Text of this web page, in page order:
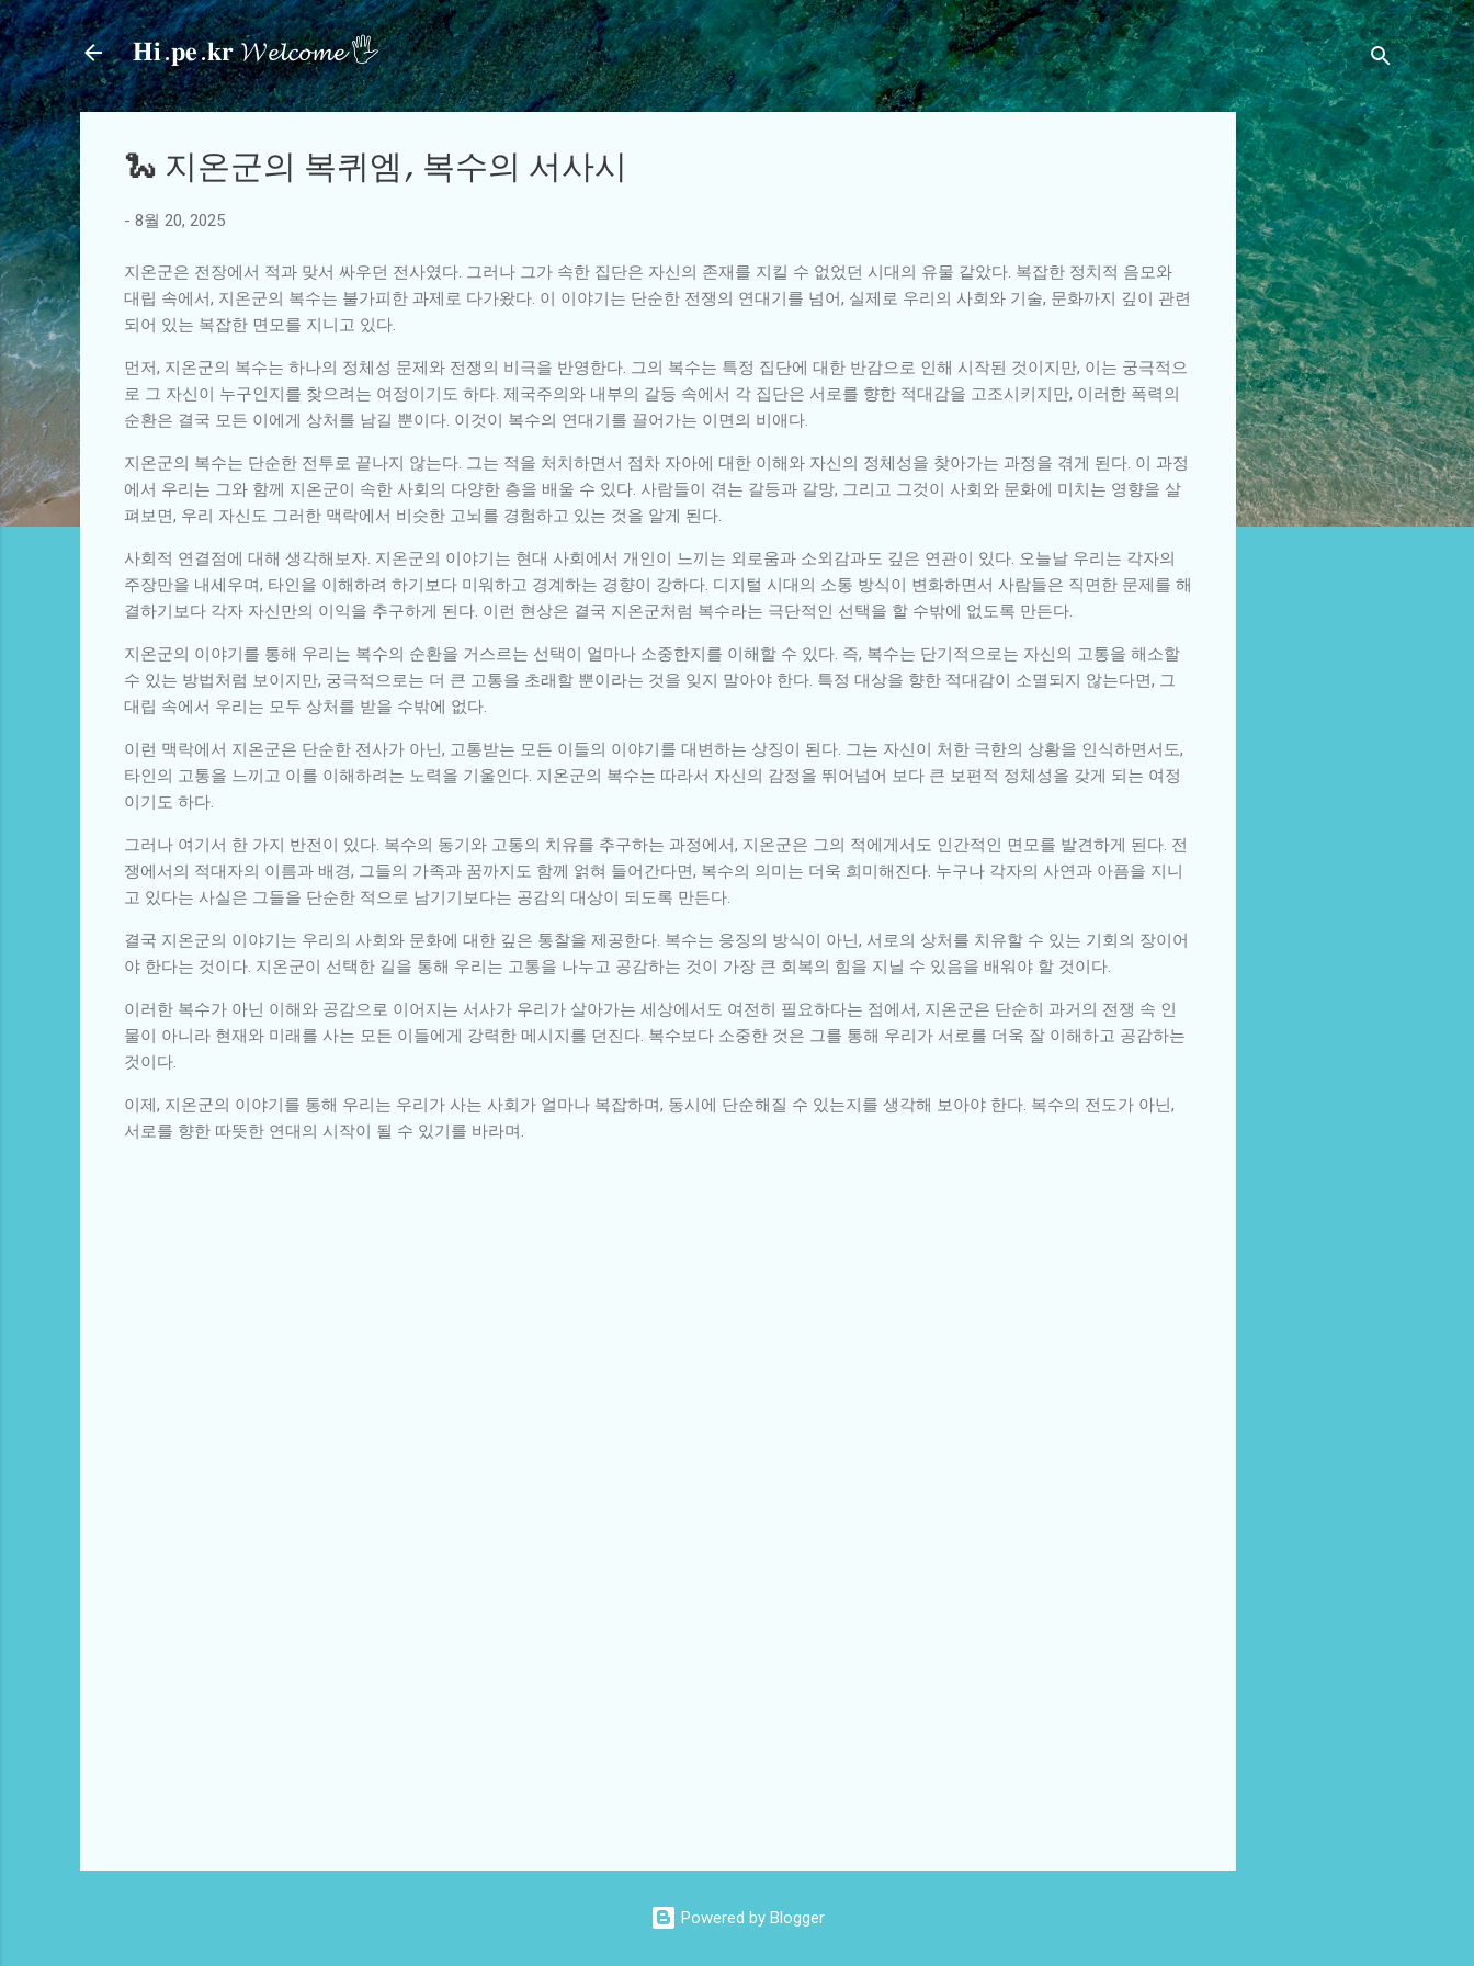
기본 콘텐츠로 건너뛰기
𝐇𝐢.𝐩𝐞.𝐤𝐫 𝓦𝓮𝓵𝓬𝓸𝓶𝓮 🖐
🐍 지온군의 복퀴엠, 복수의 서사시
- 8월 20, 2025
지온군은 전장에서 적과 맞서 싸우던 전사였다. 그러나 그가 속한 집단은 자신의 존재를 지킬 수 없었던 시대의 유물 같았다. 복잡한 정치적 음모와
대립 속에서, 지온군의 복수는 불가피한 과제로 다가왔다. 이 이야기는 단순한 전쟁의 연대기를 넘어, 실제로 우리의 사회와 기술, 문화까지 깊이 관련
되어 있는 복잡한 면모를 지니고 있다.
먼저, 지온군의 복수는 하나의 정체성 문제와 전쟁의 비극을 반영한다. 그의 복수는 특정 집단에 대한 반감으로 인해 시작된 것이지만, 이는 궁극적으
로 그 자신이 누구인지를 찾으려는 여정이기도 하다. 제국주의와 내부의 갈등 속에서 각 집단은 서로를 향한 적대감을 고조시키지만, 이러한 폭력의
순환은 결국 모든 이에게 상처를 남길 뿐이다. 이것이 복수의 연대기를 끌어가는 이면의 비애다.
지온군의 복수는 단순한 전투로 끝나지 않는다. 그는 적을 처치하면서 점차 자아에 대한 이해와 자신의 정체성을 찾아가는 과정을 겪게 된다. 이 과정
에서 우리는 그와 함께 지온군이 속한 사회의 다양한 층을 배울 수 있다. 사람들이 겪는 갈등과 갈망, 그리고 그것이 사회와 문화에 미치는 영향을 살
펴보면, 우리 자신도 그러한 맥락에서 비슷한 고뇌를 경험하고 있는 것을 알게 된다.
사회적 연결점에 대해 생각해보자. 지온군의 이야기는 현대 사회에서 개인이 느끼는 외로움과 소외감과도 깊은 연관이 있다. 오늘날 우리는 각자의
주장만을 내세우며, 타인을 이해하려 하기보다 미워하고 경계하는 경향이 강하다. 디지털 시대의 소통 방식이 변화하면서 사람들은 직면한 문제를 해
결하기보다 각자 자신만의 이익을 추구하게 된다. 이런 현상은 결국 지온군처럼 복수라는 극단적인 선택을 할 수밖에 없도록 만든다.
지온군의 이야기를 통해 우리는 복수의 순환을 거스르는 선택이 얼마나 소중한지를 이해할 수 있다. 즉, 복수는 단기적으로는 자신의 고통을 해소할
수 있는 방법처럼 보이지만, 궁극적으로는 더 큰 고통을 초래할 뿐이라는 것을 잊지 말아야 한다. 특정 대상을 향한 적대감이 소멸되지 않는다면, 그
대립 속에서 우리는 모두 상처를 받을 수밖에 없다.
이런 맥락에서 지온군은 단순한 전사가 아닌, 고통받는 모든 이들의 이야기를 대변하는 상징이 된다. 그는 자신이 처한 극한의 상황을 인식하면서도,
타인의 고통을 느끼고 이를 이해하려는 노력을 기울인다. 지온군의 복수는 따라서 자신의 감정을 뛰어넘어 보다 큰 보편적 정체성을 갖게 되는 여정
이기도 하다.
그러나 여기서 한 가지 반전이 있다. 복수의 동기와 고통의 치유를 추구하는 과정에서, 지온군은 그의 적에게서도 인간적인 면모를 발견하게 된다. 전
쟁에서의 적대자의 이름과 배경, 그들의 가족과 꿈까지도 함께 얽혀 들어간다면, 복수의 의미는 더욱 희미해진다. 누구나 각자의 사연과 아픔을 지니
고 있다는 사실은 그들을 단순한 적으로 남기기보다는 공감의 대상이 되도록 만든다.
결국 지온군의 이야기는 우리의 사회와 문화에 대한 깊은 통찰을 제공한다. 복수는 응징의 방식이 아닌, 서로의 상처를 치유할 수 있는 기회의 장이어
야 한다는 것이다. 지온군이 선택한 길을 통해 우리는 고통을 나누고 공감하는 것이 가장 큰 회복의 힘을 지닐 수 있음을 배워야 할 것이다.
이러한 복수가 아닌 이해와 공감으로 이어지는 서사가 우리가 살아가는 세상에서도 여전히 필요하다는 점에서, 지온군은 단순히 과거의 전쟁 속 인
물이 아니라 현재와 미래를 사는 모든 이들에게 강력한 메시지를 던진다. 복수보다 소중한 것은 그를 통해 우리가 서로를 더욱 잘 이해하고 공감하는
것이다.
이제, 지온군의 이야기를 통해 우리는 우리가 사는 사회가 얼마나 복잡하며, 동시에 단순해질 수 있는지를 생각해 보아야 한다. 복수의 전도가 아닌,
서로를 향한 따뜻한 연대의 시작이 될 수 있기를 바라며.
Powered by Blogger